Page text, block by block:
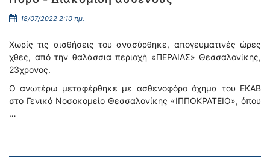
18/07/2022 2:10 πμ.
Χωρίς τις αισθήσεις του ανασύρθηκε, απογευματινές ώρες
χθες, από την θαλάσσια περιοχή «ΠΕΡΑΙΑΣ» Θεσσαλονίκης,
23χρονος.
Ο ανωτέρω μεταφέρθηκε με ασθενοφόρο όχημα του ΕΚΑΒ
στο Γενικό Νοσοκομείο Θεσσαλονίκης «ΙΠΠΟΚΡΑΤΕΙΟ», όπου
…